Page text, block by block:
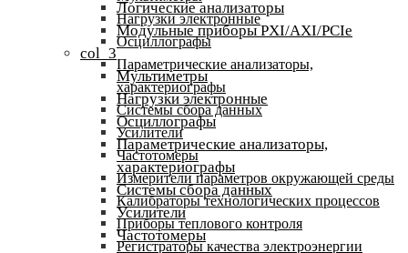
Нагрузки электронные
Осциллографы
Параметрические анализаторы,
характериографы
Системы сбора данных
Усилители
Частотомеры
Измерители параметров окружающей среды
Калибраторы технологических процессов
Приборы теплового контроля
Регистраторы качества электроэнергии
Логические анализаторы
Модульные приборы PXI/AXI/PCIe
col_3
Мультиметры
Нагрузки электронные
Осциллографы
Параметрические анализаторы,
характериографы
Системы сбора данных
Усилители
Частотомеры